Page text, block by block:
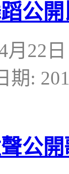
公
月22
期:
公